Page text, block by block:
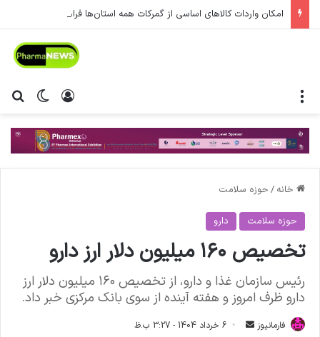
امکان واردات کالاهای اساسی از گمرکات همه استان‌ها فراهم شد.
تغییر ورود
خانه / حوزه سلامت
حوزه سلامت دارو
تخصیص ۱۶۰ میلیون دلار ارز دارو
رئیس سازمان غذا و دارو، از تخصیص ۱۶۰ میلیون دلار ارز
دارو ظرف امروز و هفته آینده از سوی بانک مرکزی خبر داد.
فارمانیوز
6 خرداد 1404 - 3:27 ب.ظ